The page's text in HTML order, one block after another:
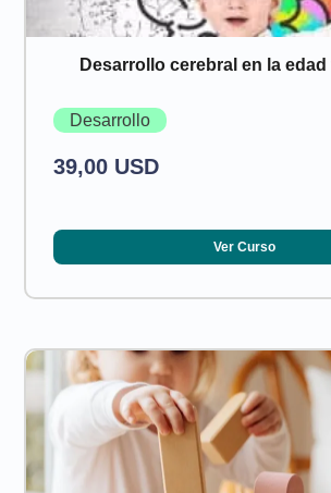
Desarrollo cerebral en la
Desarrollo
39,00 USD
Ver Curso